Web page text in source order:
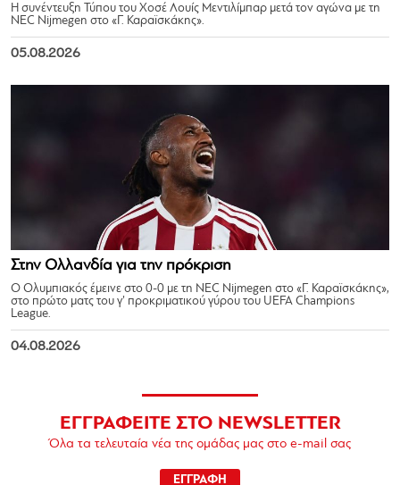
Η συνέντευξη Τύπου του Χοσέ Λουίς Μεντιλίμπαρ μετά τον αγώνα με τη
NEC Nijmegen στο «Γ. Καραϊσκάκης».
05.08.2026
Στην Ολλανδία για την πρόκριση
Ο Ολυμπιακός έμεινε στο 0-0 με τη NEC Nijmegen στο «Γ. Καραϊσκάκης»,
στο πρώτο ματς του γ’ προκριματικού γύρου του UEFA Champions
League.
04.08.2026
ΕΓΓΡΑΦΕΙΤΕ ΣΤΟ NEWSLETTER
Όλα τα τελευταία νέα της ομάδας μας στο e-mail σας
ΕΓΓΡΑΦΗ